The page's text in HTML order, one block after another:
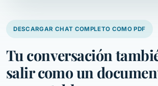
DESCARGAR CHAT COMPLETO COMO PDF
Tu conversación
salir como un